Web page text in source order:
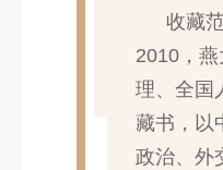
收藏
2010，
理、全国
藏书，以
政治、外